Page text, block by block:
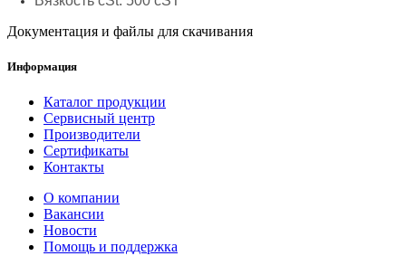
Документация и файлы для скачивания
Информация
Каталог продукции
Сервисный центр
Производители
Сертификаты
Контакты
О компании
Вакансии
Новости
Помощь и поддержка